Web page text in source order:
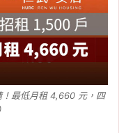
最低月租 4,660 元，四